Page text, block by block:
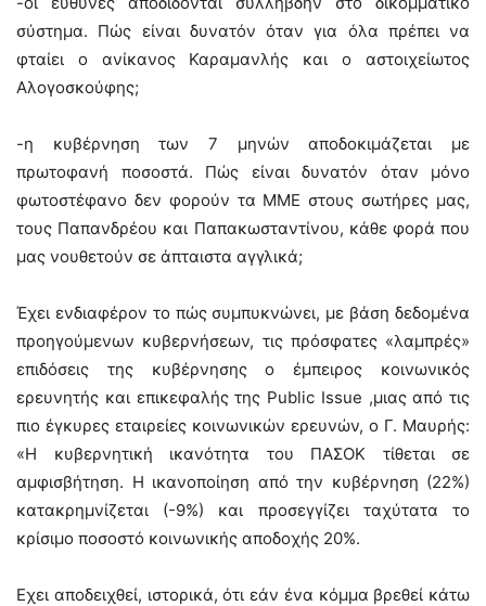
σύστημα. Πώς είναι δυνατόν όταν για όλα πρέπει να
φταίει ο ανίκανος Καραμανλής και ο αστοιχείωτος
Αλογοσκούφης;
-η κυβέρνηση των 7 μηνών αποδοκιμάζεται με
πρωτοφανή ποσοστά. Πώς είναι δυνατόν όταν μόνο
φωτοστέφανο δεν φορούν τα ΜΜΕ στους σωτήρες μας,
τους Παπανδρέου και Παπακωσταντίνου, κάθε φορά που
μας νουθετούν σε άπταιστα αγγλικά;
Έχει ενδιαφέρον το πώς συμπυκνώνει, με βάση δεδομένα
προηγούμενων κυβερνήσεων, τις πρόσφατες «λαμπρές»
επιδόσεις της κυβέρνησης ο έμπειρος κοινωνικός
ερευνητής και επικεφαλής της Public Issue ,μιας από τις
πιο έγκυρες εταιρείες κοινωνικών ερευνών, ο Γ. Μαυρής:
«Η κυβερνητική ικανότητα του ΠΑΣΟΚ τίθεται σε
αμφισβήτηση. Η ικανοποίηση από την κυβέρνηση (22%)
κατακρημνίζεται (-9%) και προσεγγίζει ταχύτατα το
κρίσιμο ποσοστό κοινωνικής αποδοχής 20%.
Εχει αποδειχθεί, ιστορικά, ότι εάν ένα κόμμα βρεθεί κάτω